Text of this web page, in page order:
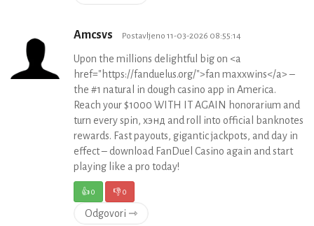
Amcsvs Postavljeno 11-03-2026 08:55:14
Upon the millions delightful big on <a
href="https://fanduelus.org/">fan maxxwins</a> –
the #1 natural in dough casino app in America.
Reach your $1000 WITH IT AGAIN honorarium and
turn every spin, хэнд and roll into official banknotes
rewards. Fast payouts, gigantic jackpots, and day in
effect – download FanDuel Casino again and start
playing like a pro today!
👍0 👎0
Odgovori ⇾